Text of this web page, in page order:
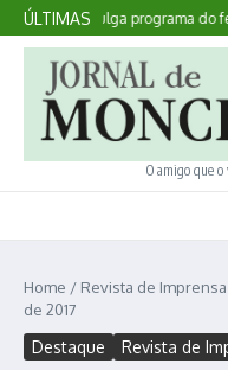
Ir para o conteúdo
ÚLTIMAS
Sagres divulga programa do
O amigo que o
Home / Revista de Imprensa
de 2017
Destaque Revista de